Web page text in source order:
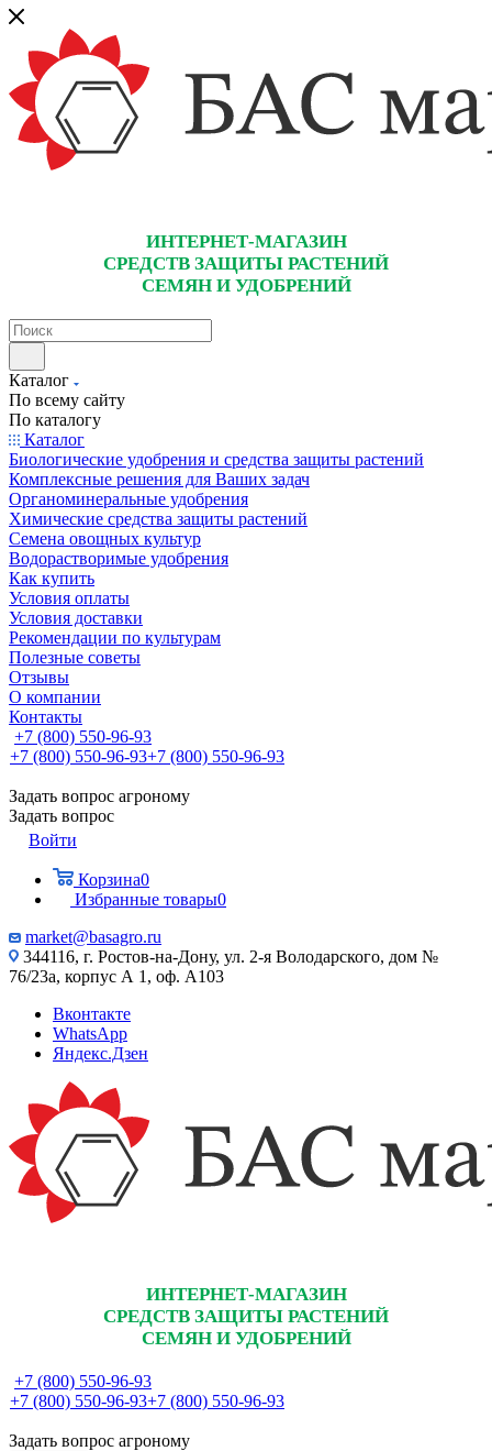
ИНТЕРНЕТ-МАГАЗИН
СРЕДСТВ ЗАЩИТЫ РАСТЕНИЙ
СЕМЯН И УДОБРЕНИЙ
Каталог
По всему сайту
По каталогу
Каталог
Биологические удобрения и средства защиты растений
Комплексные решения для Ваших задач
Органоминеральные удобрения
Химические средства защиты растений
Семена овощных культур
Водорастворимые удобрения
Как купить
Условия оплаты
Условия доставки
Рекомендации по культурам
Полезные советы
Отзывы
О компании
Контакты
+7 (800) 550-96-93
+7 (800) 550-96-93+7 (800) 550-96-93
Задать вопрос агроному
Задать вопрос
Войти
Корзина0
Избранные товары0
market@basagro.ru
344116, г. Ростов-на-Дону, ул. 2-я Володарского, дом №
76/23а, корпус А 1, оф. А103
Вконтакте
WhatsApp
Яндекс.Дзен
ИНТЕРНЕТ-МАГАЗИН
СРЕДСТВ ЗАЩИТЫ РАСТЕНИЙ
СЕМЯН И УДОБРЕНИЙ
+7 (800) 550-96-93
+7 (800) 550-96-93+7 (800) 550-96-93
Задать вопрос агроному